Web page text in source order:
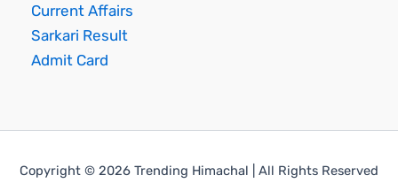
Current Affairs
Sarkari Result
Admit Card
Copyright © 2026 Trending Himachal | All Rights Reserved